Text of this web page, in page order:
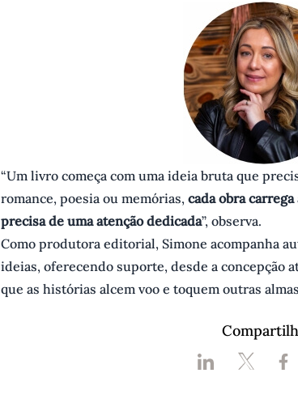
“Um livro começa com uma ideia bruta que
romance, poesia ou memórias, cada obra
precisa de uma atenção dedicada”, observa.
Como produtora editorial, Simone acompanha
ideias, oferecendo suporte, desde a concepção
que as histórias alcem voo e toquem outras